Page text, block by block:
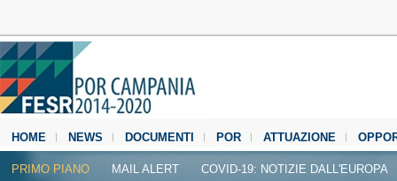
HOME NEWS DOCUMENTI POR ATTUAZIONE
MEDIA CENTER
PRIMO PIANO MAIL ALERT COVID-19: NOTIZIE DALL'EUROPA